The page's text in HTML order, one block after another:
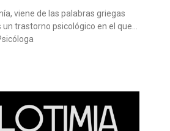
trastorno psicológico en el que…